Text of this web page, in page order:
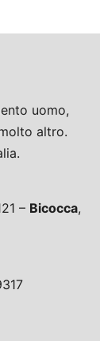
uomo,
altro.
– Bicocca,